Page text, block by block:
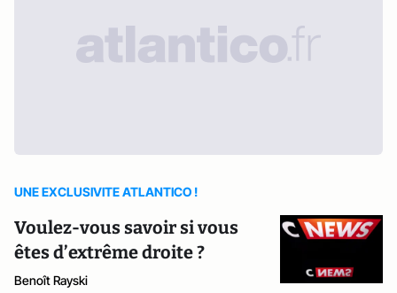
UNE EXCLUSIVITE ATLANTICO !
Voulez-vous savoir si vous
êtes d’extrême droite ?
Benoît Rayski